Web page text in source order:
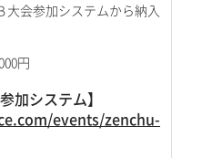
会参加システムから納入
円
加システム】
events/zenchu-